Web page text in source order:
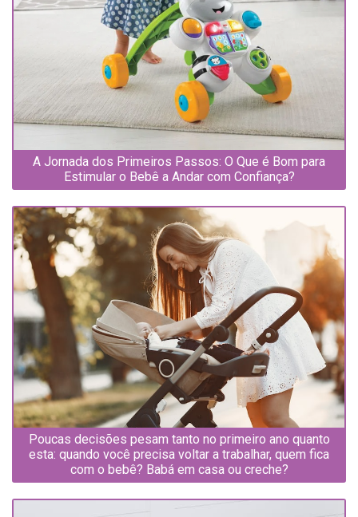
A Jornada dos Primeiros Passos: O Que é Bom para
Estimular o Bebê a Andar com Confiança?
Poucas decisões pesam tanto no primeiro ano quanto
esta: quando você precisa voltar a trabalhar, quem fica
com o bebê? Babá em casa ou creche?